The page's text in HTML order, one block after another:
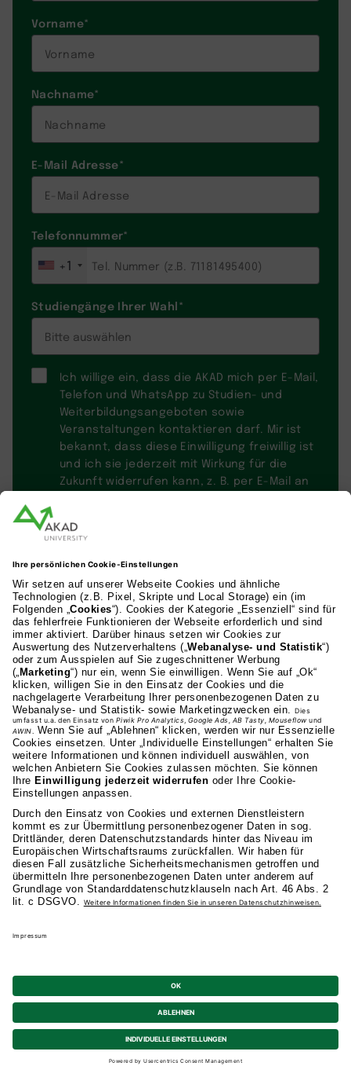
Vorname*
Nachname*
E-Mail Adresse*
Telefonnummer*
+1
Studiengänge Ihrer Wahl*
Ich willige ein, dass die AKAD mich per E-Mail,
Telefon und WhatsApp zu Studien- und
Weiterbildungsangeboten sowie
Veranstaltungen kontaktieren darf. Mir ist
bekannt, dass diese Einwilligung freiwillig ist
und ich sie jederzeit mit Wirkung für die
Zukunft widerrufen kann, z. B. per E-Mail an
Datenschutzhinweisen
AKAD Bildungsgesellschaft mbH
Heilbronner Strasse 86
70191 Stuttgart
0711 81495-400